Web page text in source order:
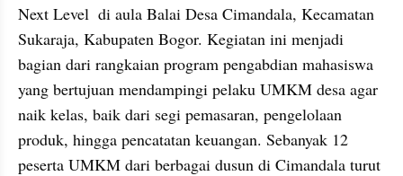
Next Level  di aula Balai Desa Cimandala, Kecamatan
Sukaraja, Kabupaten Bogor. Kegiatan ini menjadi
bagian dari rangkaian program pengabdian mahasiswa
yang bertujuan mendampingi pelaku UMKM desa agar
naik kelas, baik dari segi pemasaran, pengelolaan
produk, hingga pencatatan keuangan. Sebanyak 12
peserta UMKM dari berbagai dusun di Cimandala turut